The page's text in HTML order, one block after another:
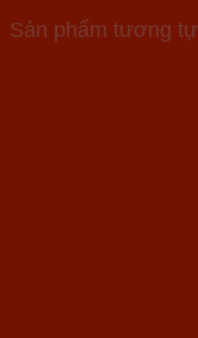
Sản phẩm tương tự